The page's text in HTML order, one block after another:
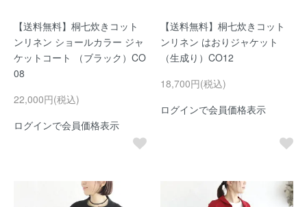
【送料無料】桐七炊きコット
ンリネン ショールカラー ジャ
ケットコート （ブラック）CO
08
22,000円(税込)
ログインで会員価格表示
【送料無料】桐七炊きコット
ンリネン はおりジャケット
（生成り）CO12
18,700円(税込)
ログインで会員価格表示